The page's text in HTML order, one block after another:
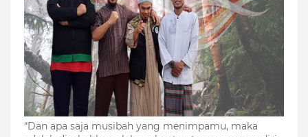
“Dan apa saja musibah yang menimpamu, maka